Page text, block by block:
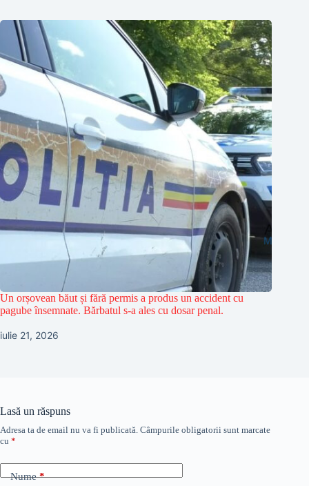
Un orșovean băut și fără permis a produs un accident cu
pagube însemnate. Bărbatul s-a ales cu dosar penal.
iulie 21, 2026
Lasă un răspuns
Adresa ta de email nu va fi publicată. Câmpurile obligatorii sunt marcate
cu *
Nume*